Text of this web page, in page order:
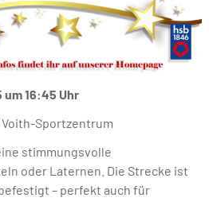
um 16:45 Uhr
Voith-Sportzentrum
stimmungsvolle
oder Laternen. Die Strecke ist
– perfekt auch für